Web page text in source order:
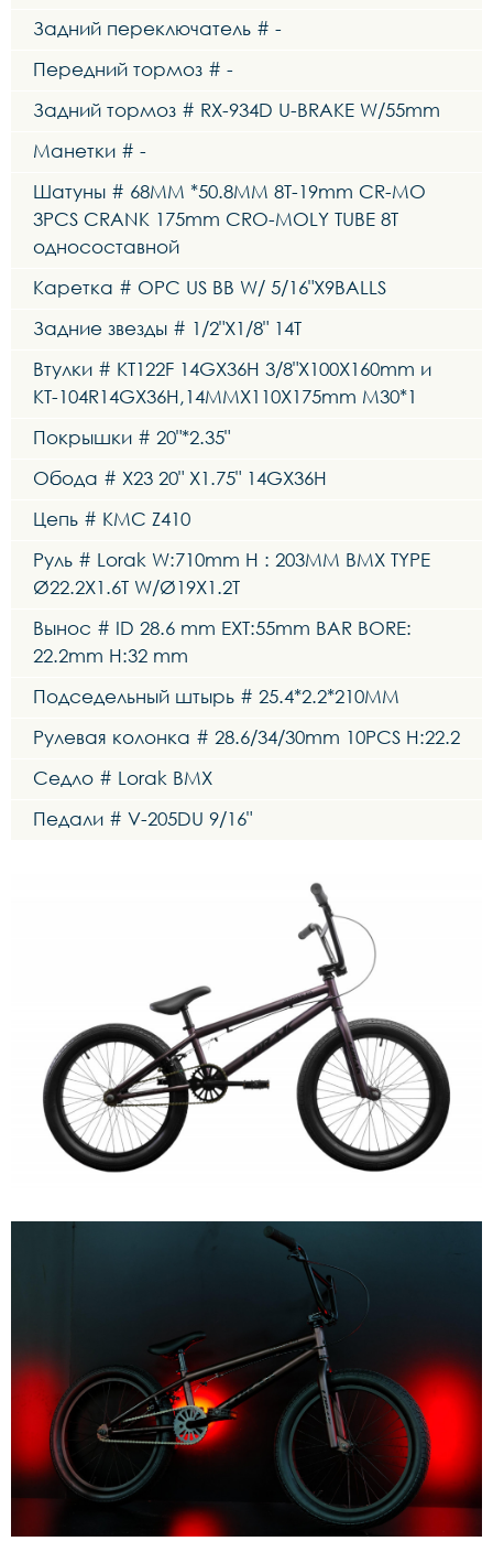
Задний переключатель # -
Передний тормоз # -
Задний тормоз # RX-934D U-BRAKE W/55mm
Манетки # -
Шатуны # 68MM *50.8MM 8T-19mm CR-MO
3PCS CRANK 175mm CRO-MOLY TUBE 8T
односоставной
Каретка # OPC US BB W/ 5/16"X9BALLS
Задние звезды # 1/2"X1/8" 14T
Втулки # KT122F 14GX36H 3/8"X100X160mm и
KT-104R14GX36H,14MMX110X175mm M30*1
Покрышки # 20"*2.35"
Обода # X23 20" X1.75" 14GX36H
Цепь # KMC Z410
Руль # Lorak W:710mm H : 203MM BMX TYPE
Ø22.2X1.6T W/Ø19X1.2T
Вынос # ID 28.6 mm EXT:55mm BAR BORE:
22.2mm H:32 mm
Подседельный штырь # 25.4*2.2*210MM
Рулевая колонка # 28.6/34/30mm 10PCS H:22.2
Седло # Lorak BMX
Педали # V-205DU 9/16"